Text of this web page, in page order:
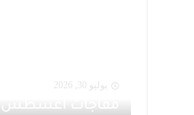
يوليو 30, 2026